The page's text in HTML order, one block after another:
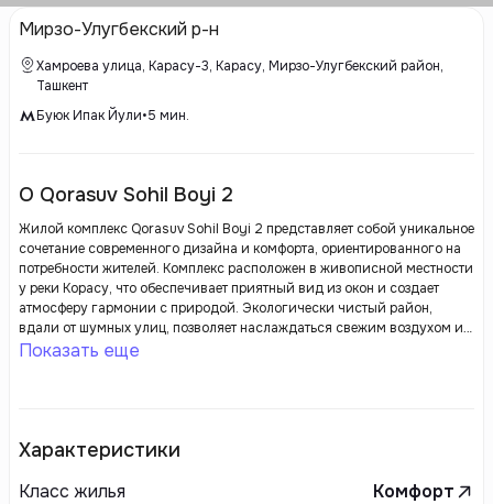
Мирзо-Улугбекский р-н
Хамроева улица, Карасу-3, Карасу, Мирзо-Улугбекский район,
Ташкент
Буюк Ипак Йули•5 мин.
О Qorasuv Sohil Boyi 2
Жилой комплекс Qorasuv Sohil Boyi 2 представляет собой уникальное
сочетание современного дизайна и комфорта, ориентированного на
потребности жителей. Комплекс расположен в живописной местности
у реки Корасу, что обеспечивает приятный вид из окон и создает
атмосферу гармонии с природой. Экологически чистый район,
вдали от шумных улиц, позволяет наслаждаться свежим воздухом и
тишиной.
Показать еще
Характеристики
Класс жилья
Комфорт